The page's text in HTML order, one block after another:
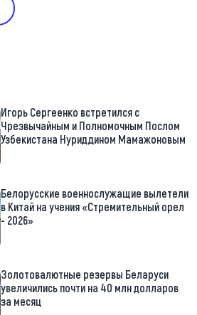
Игорь Сергеенко встретился с
Чрезвычайным и Полномочным Послом
Узбекистана Нуриддином Мамажоновым
Белорусские военнослужащие вылетели
в Китай на учения «Стремительный орел
- 2026»
Золотовалютные резервы Беларуси
увеличились почти на 40 млн долларов
за месяц